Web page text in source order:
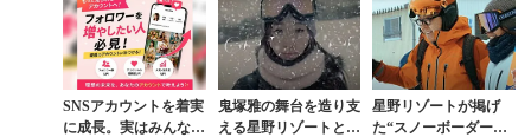
SNSアカウントを着実
に成長。実はみんなコ
鬼塚雅の舞台を造り支
える星野リゾートとの
星野リゾートが掲げ
た“スノーボーダーの